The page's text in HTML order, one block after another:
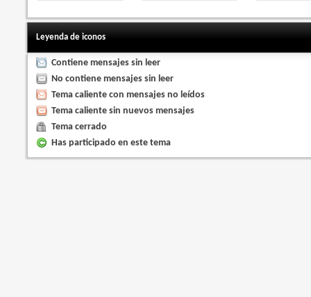
Leyenda de iconos
Contiene mensajes sin leer
No contiene mensajes sin leer
Tema caliente con mensajes no leídos
Tema caliente sin nuevos mensajes
Tema cerrado
Has participado en este tema